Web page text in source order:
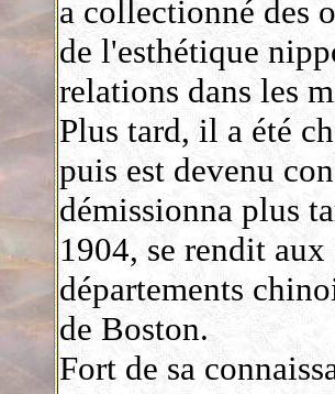
a collectionné des
de l'esthétique
relations dans les
Plus tard, il a été
puis est devenu
démissionna plus
1904, se rendit
départements
de Boston.
Fort de sa